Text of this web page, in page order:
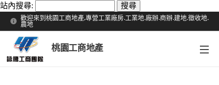
站內搜尋:
歡迎來到桃園工商地產,專營工業廠房.工業地.廠辦.商辦.建地.徵收地.
農地
桃園工商地產